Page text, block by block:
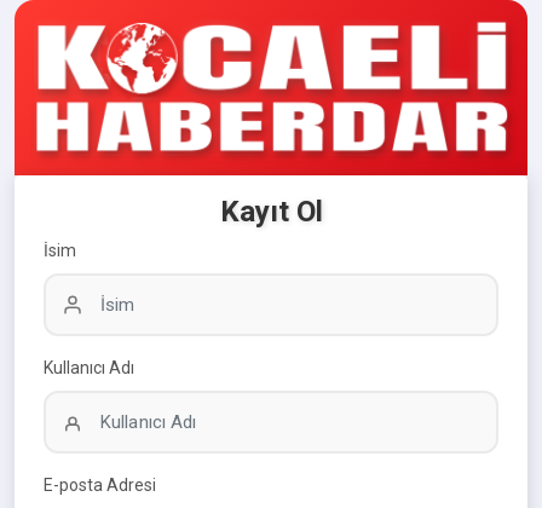
Kayıt Ol
İsim
Kullanıcı Adı
E-posta Adresi